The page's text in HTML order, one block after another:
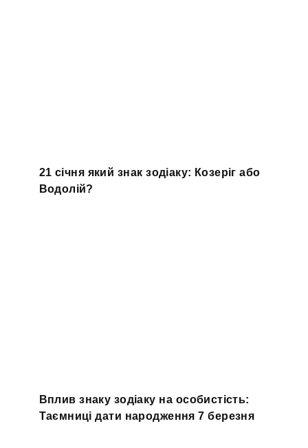
21 січня який знак зодіаку: Козеріг або
Водолій?
Вплив знаку зодіаку на особистість:
Таємниці дати народження 7 березня